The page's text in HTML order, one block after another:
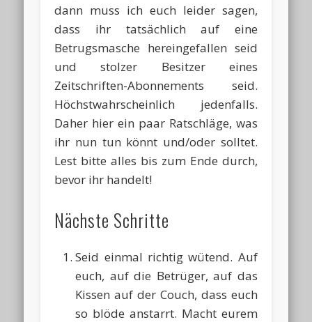
dann muss ich euch leider sagen,
dass ihr tatsächlich auf eine
Betrugsmasche hereingefallen seid
und stolzer Besitzer eines
Zeitschriften-Abonnements seid.
Höchstwahrscheinlich jedenfalls.
Daher hier ein paar Ratschläge, was
ihr nun tun könnt und/oder solltet.
Lest bitte alles bis zum Ende durch,
bevor ihr handelt!
Nächste Schritte
Seid einmal richtig wütend. Auf
euch, auf die Betrüger, auf das
Kissen auf der Couch, dass euch
so blöde anstarrt. Macht eurem